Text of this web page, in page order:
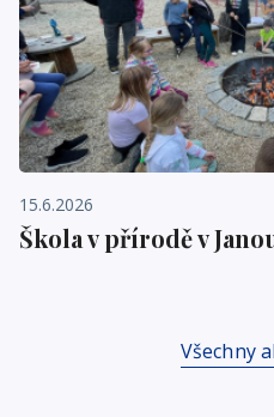
15.6.2026
Škola v přírodě v
Všechny